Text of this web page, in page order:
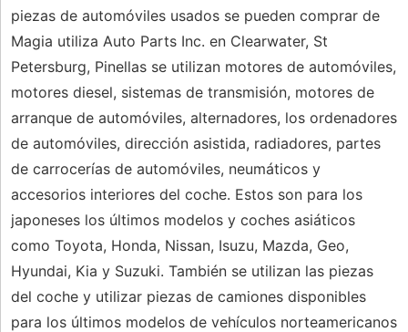
piezas de automóviles usados ​​se pueden comprar de
Magia utiliza Auto Parts Inc. en Clearwater, St
Petersburg, Pinellas se utilizan motores de automóviles,
motores diesel, sistemas de transmisión, motores de
arranque de automóviles, alternadores, los ordenadores
de automóviles, dirección asistida, radiadores, partes
de carrocerías de automóviles, neumáticos y
accesorios interiores del coche. Estos son para los
japoneses los últimos modelos y coches asiáticos
como Toyota, Honda, Nissan, Isuzu, Mazda, Geo,
Hyundai, Kia y Suzuki. También se utilizan las piezas
del coche y utilizar piezas de camiones disponibles
para los últimos modelos de vehículos norteamericanos